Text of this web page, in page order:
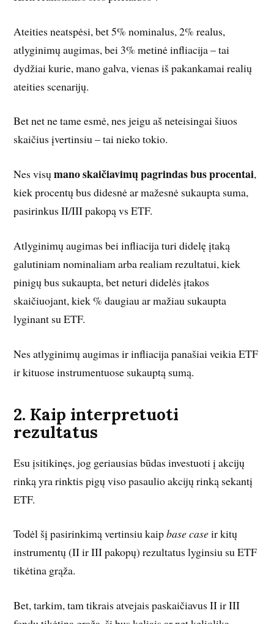
Ateities neatspėsi, bet 5% nominalus, 2% realus,
atlyginimų augimas, bei 3% metinė infliacija – tai
dydžiai kurie, mano galva, vienas iš pakankamai realių
ateities scenarijų.
Bet net ne tame esmė, nes jeigu aš neteisingai šiuos
skaičius įvertinsiu – tai nieko tokio.
Nes visųmano skaičiavimų pagrindas bus procentai,
kiek procentų bus didesnė ar mažesnė sukaupta suma,
pasirinkus II/III pakopą vs ETF.
Atlyginimų augimas bei infliacija turi didelę įtaką
galutiniam nominaliam arba realiam rezultatui, kiek
pinigų bus sukaupta, bet neturi didelės įtakos
skaičiuojant, kiek % daugiau ar mažiau sukaupta
lyginant su ETF.
Nes atlyginimų augimas ir infliacija panašiai veikia ETF
ir kituose instrumentuose sukauptą sumą.
2. Kaip interpretuoti
rezultatus
Esu įsitikinęs, jog geriausias būdas investuoti į akcijų
rinką yra rinktis pigų viso pasaulio akcijų rinką sekantį
ETF.
Todėl šį pasirinkimą vertinsiu kaipbase caseir kitų
instrumentų (II ir III pakopų) rezultatus lyginsiu su ETF
tikėtina grąža.
Bet, tarkim, tam tikrais atvejais paskaičiavus II ir III